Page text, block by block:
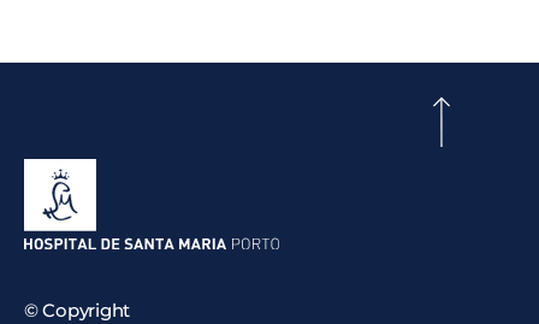
© Copyright